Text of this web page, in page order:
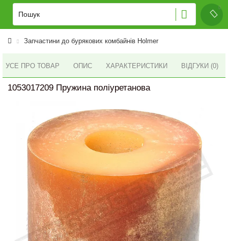
Запчастини до бурякових комбайнів Holmer
УСЕ ПРО ТОВАР ОПИС ХАРАКТЕРИСТИКИ ВІДГУКИ (0)
1053017209 Пружина поліуретанова